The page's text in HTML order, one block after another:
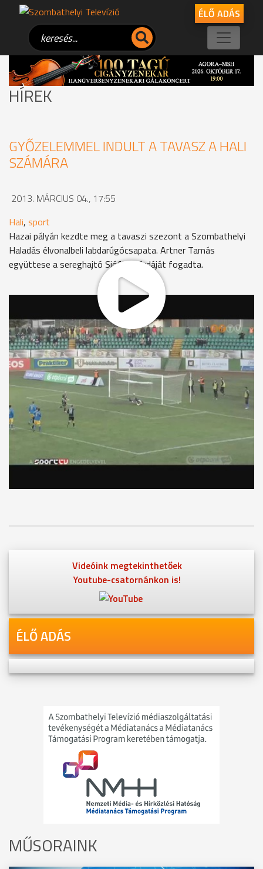
ÉLŐ ADÁS
HÍREK
GYŐZELEMMEL INDULT A TAVASZ A HALI
SZÁMÁRA
2013. MÁRCIUS 04., 17:55
Hali, sport
Hazai pályán kezdte meg a tavaszi szezont a Szombathelyi
Haladás élvonalbeli labdarúgócsapata. Artner Tamás
együttese a sereghajtó Siófok gárdáját fogadta.
Meglepetésre a találkozó 38. percében a vendégek szereztek
vezetést. A hazaiaknak a második félidőben sikerült
fordítaniuk: előbb Iszlai talált be 11-esből a 69. percben, majd
nem sokkal később Halmosi lőtt gólt szintén büntetőből. A
vasiak győzelmüknek köszönhetően feljöttek a tabella 9.
helyére.
MEGOSZTÁS
Videóink megtekinthetőek
Youtube-csatornánkon is!
ÉLŐ ADÁS
MŰSORAINK